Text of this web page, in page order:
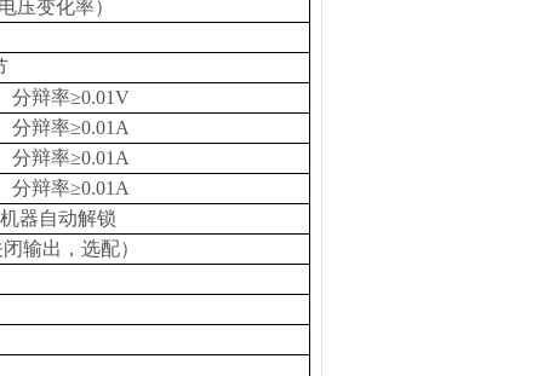
压变化率）
分辩率≥0.01V
辩率≥0.01A
辩率≥0.01A
辩率≥0.01A
器自动解锁
输出，选配）